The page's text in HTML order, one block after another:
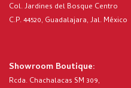
Col. Jardines del Bosque Centro
C.P. 44520, Guadalajara, Jal. México
Showroom Boutique:
Rcda. Chachalacas SM 309,